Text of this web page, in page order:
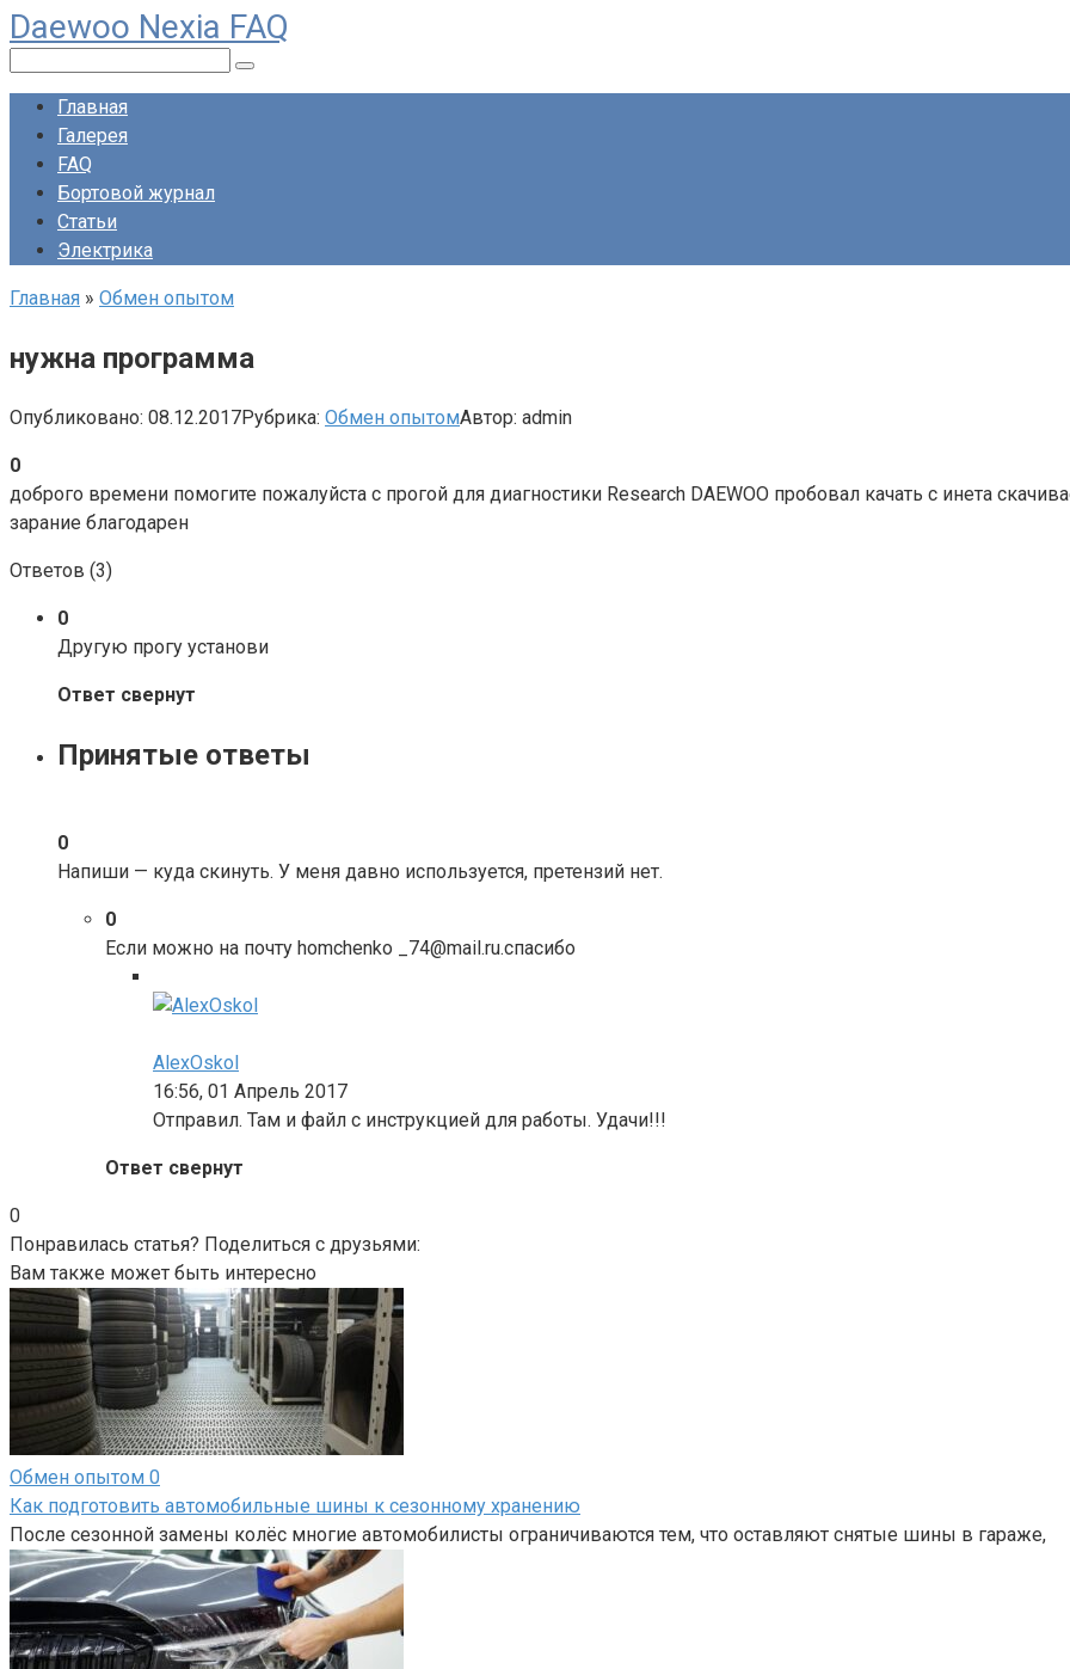
Перейти
к
контенту
Daewoo Nexia FAQ
Главная
Галерея
FAQ
Бортовой журнал
Статьи
Электрика
Главная » Обмен опытом
нужна программа
Опубликовано: 08.12.2017Рубрика: Обмен опытомАвтор: admin
0
доброго времени помогите пожалуйста с прогой для диагностики Research DAEWOO пробовал качать с инета
зарание благодарен
Ответов (3)
0
Другую прогу установи
Ответ свернут
Принятые ответы
0
Напиши — куда скинуть. У меня давно используется, претензий нет.
0
Если можно на почту homchenko _74@mail.ru.спасибо
AlexOskol
16:56, 01 Апрель 2017
Отправил. Там и файл с инструкцией для работы. Удачи!!!
Ответ свернут
0
Понравилась статья? Поделиться с друзьями:
Вам также может быть интересно
Обмен опытом 0
Как подготовить автомобильные шины к сезонному хранению
После сезонной замены колёс многие автомобилисты ограничиваются тем, что оставляют снятые шины в гараже,